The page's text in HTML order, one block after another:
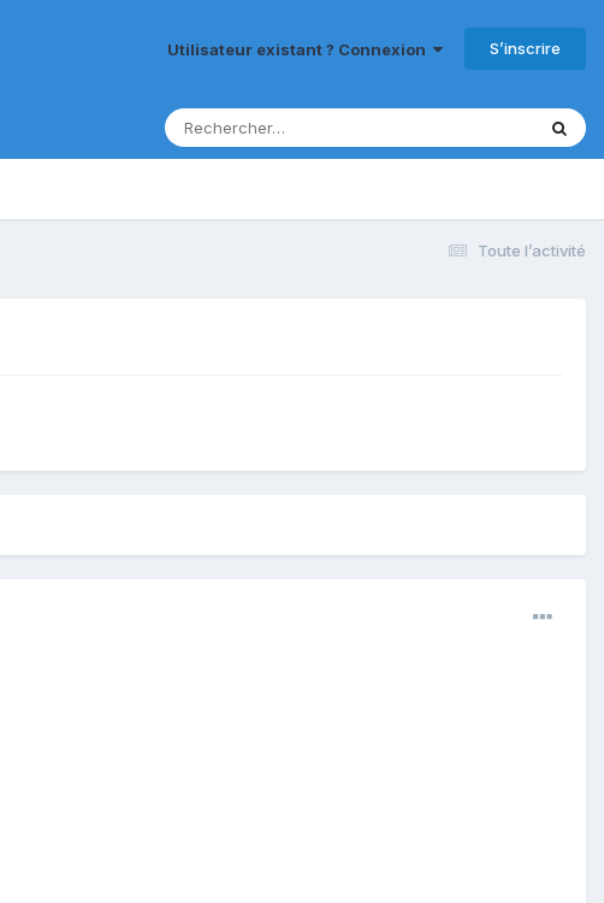
Utilisateur existant ? Connexion S’inscrire
Toute l’activité